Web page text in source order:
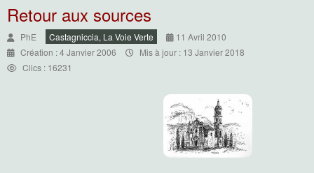
Retour aux sources
PhE Castagniccia, La Voie Verte
11 Avril 2010
Création : 4 Janvier 2006
Mis à jour : 13 Janvier 2018
Clics : 16231